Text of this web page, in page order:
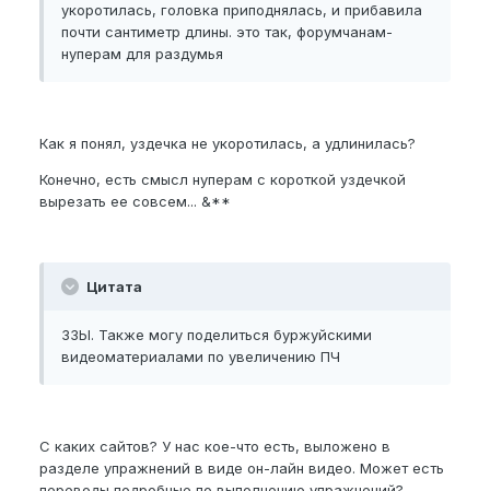
укоротилась, головка приподнялась, и прибавила
почти сантиметр длины. это так, форумчанам-
нуперам для раздумья
Как я понял, уздечка не укоротилась, а удлинилась?
Конечно, есть смысл нуперам с короткой уздечкой
вырезать ее совсем... &**
Цитата
ЗЗЫ. Также могу поделиться буржуйскими
видеоматериалами по увеличению ПЧ
С каких сайтов? У нас кое-что есть, выложено в
разделе упражнений в виде он-лайн видео. Может есть